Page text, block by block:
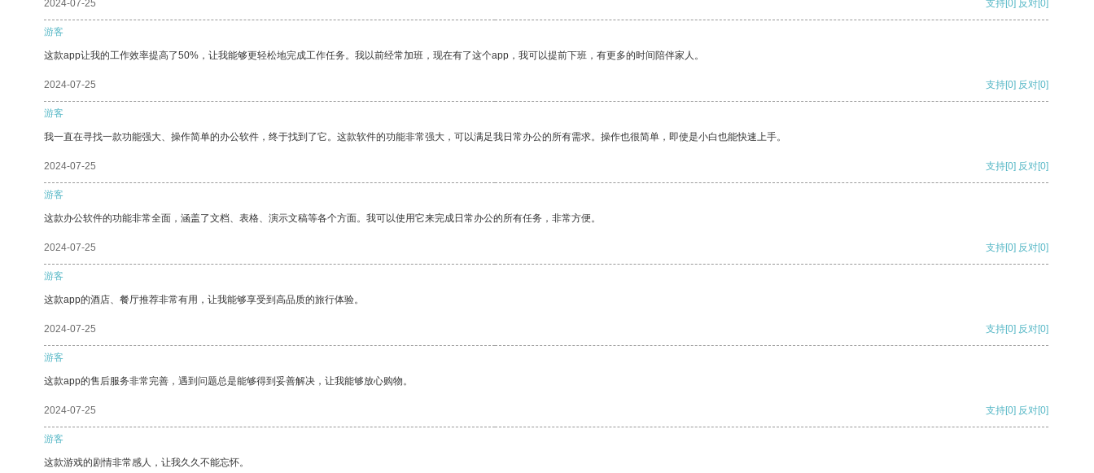
2024-07-25 支持[0] 反对[0]
游客
这款app让我的工作效率提高了50%，让我能够更轻松地完成工作任务。我以前经常加班，现在有了这个app，我可以提前下班，有更多的时间陪伴家人。
2024-07-25 支持[0] 反对[0]
游客
我一直在寻找一款功能强大、操作简单的办公软件，终于找到了它。这款软件的功能非常强大，可以满足我日常办公的所有需求。操作也很简单，即使是小白也能快速上手。
2024-07-25 支持[0] 反对[0]
游客
这款办公软件的功能非常全面，涵盖了文档、表格、演示文稿等各个方面。我可以使用它来完成日常办公的所有任务，非常方便。
2024-07-25 支持[0] 反对[0]
游客
这款app的酒店、餐厅推荐非常有用，让我能够享受到高品质的旅行体验。
2024-07-25 支持[0] 反对[0]
游客
这款app的售后服务非常完善，遇到问题总是能够得到妥善解决，让我能够放心购物。
2024-07-25 支持[0] 反对[0]
游客
这款游戏的剧情非常感人，让我久久不能忘怀。